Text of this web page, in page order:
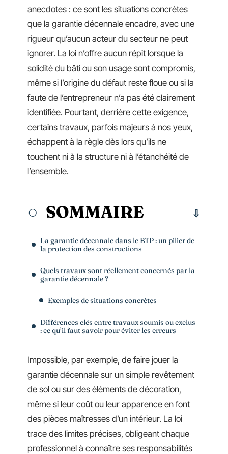
anecdotes : ce sont les situations concrètes
que la garantie décennale encadre, avec une
rigueur qu’aucun acteur du secteur ne peut
ignorer. La loi n’offre aucun répit lorsque la
solidité du bâti ou son usage sont compromis,
même si l’origine du défaut reste floue ou si la
faute de l’entrepreneur n’a pas été clairement
identifiée. Pourtant, derrière cette exigence,
certains travaux, parfois majeurs à nos yeux,
échappent à la règle dès lors qu’ils ne
touchent ni à la structure ni à l’étanchéité de
l’ensemble.
SOMMAIRE
La garantie décennale dans le BTP : un pilier de
la protection des constructions
Quels travaux sont réellement concernés par la
garantie décennale ?
Exemples de situations concrètes
Différences clés entre travaux soumis ou exclus
: ce qu’il faut savoir pour éviter les erreurs
Impossible, par exemple, de faire jouer la
garantie décennale sur un simple revêtement
de sol ou sur des éléments de décoration,
même si leur coût ou leur apparence en font
des pièces maîtresses d’un intérieur. La loi
trace des limites précises, obligeant chaque
professionnel à connaître ses responsabilités